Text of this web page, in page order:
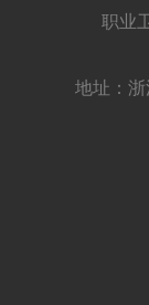
职业
地址：